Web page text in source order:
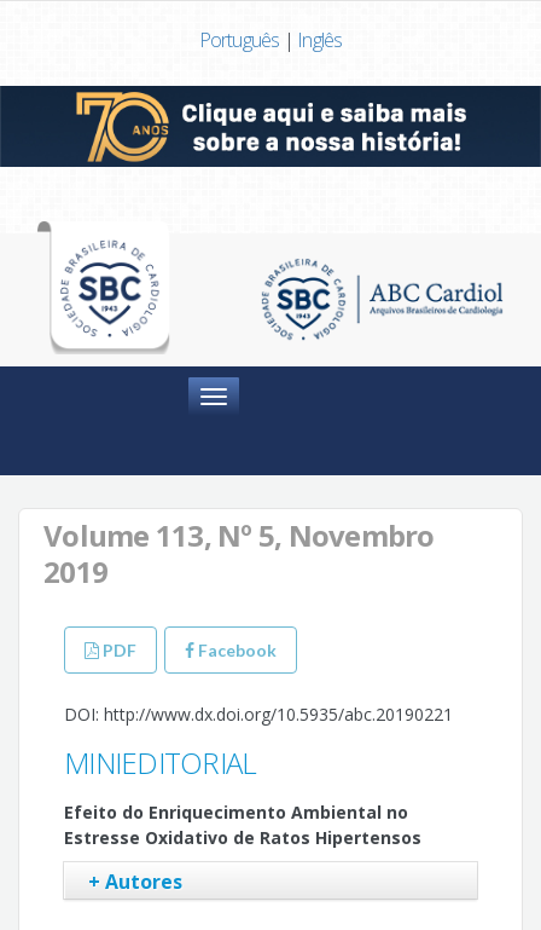
Português | Inglês
Menu
Volume 113, Nº 5, Novembro
2019
PDF Facebook
DOI: http://www.dx.doi.org/10.5935/abc.20190221
MINIEDITORIAL
Efeito do Enriquecimento Ambiental no
Estresse Oxidativo de Ratos Hipertensos
+ Autores